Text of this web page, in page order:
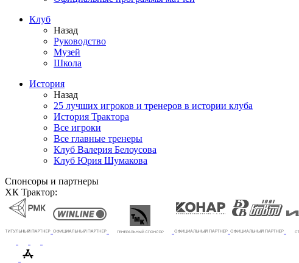
Клуб
Назад
Руководство
Музей
Школа
История
Назад
25 лучших игроков и тренеров в истории клуба
История Трактора
Все игроки
Все главные тренеры
Клуб Валерия Белоусова
Клуб Юрия Шумакова
Спонсоры и партнеры
ХК Трактор: